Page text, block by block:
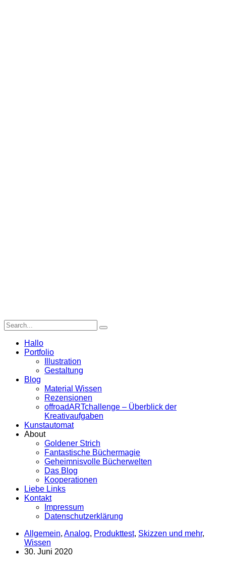
Hallo
Portfolio
Illustration
Gestaltung
Blog
Material Wissen
Rezensionen
offroadARTchallenge – Überblick der
Kreativaufgaben
Kunstautomat
About
Goldener Strich
Fantastische Büchermagie
Geheimnisvolle Bücherwelten
Das Blog
Kooperationen
Liebe Links
Kontakt
Impressum
Datenschutzerklärung
Allgemein, Analog, Produkttest, Skizzen und mehr,
Wissen
30. Juni 2020